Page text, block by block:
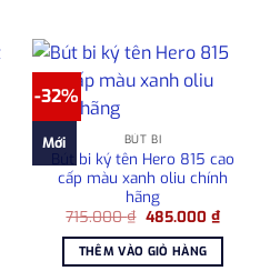
-32%
Mới BÚT BI
Bút bi ký tên Hero 815 cao
cấp màu xanh oliu chính
hãng
715.000₫ Giá
là:
715.000 ₫.
485.000 ₫Giá
tại
THÊM VÀO GIỎ HÀNG